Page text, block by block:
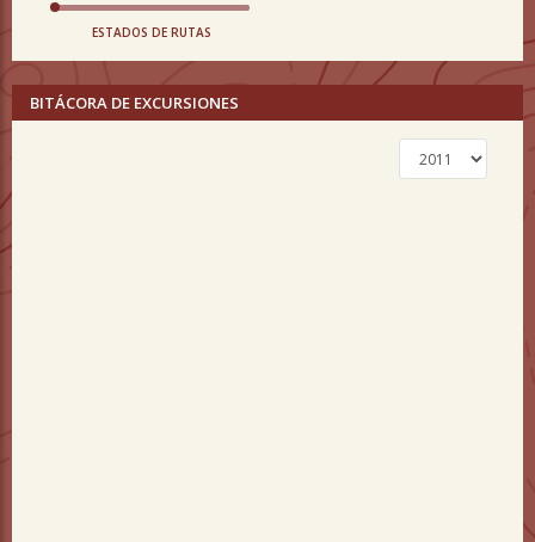
ESTADOS DE RUTAS
BITÁCORA DE EXCURSIONES